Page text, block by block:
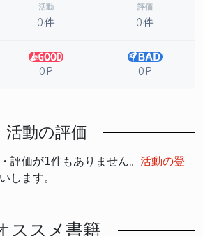
活動
0件
評価
0件
0P 0P
活動の評価
評価が1件もありません。 活動の登
します。
ススメ書籍